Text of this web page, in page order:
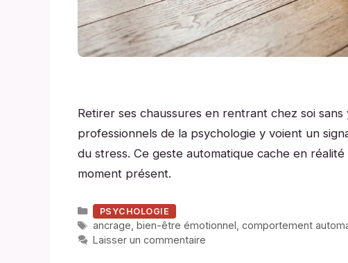
Retirer ses chaussures en rentrant chez soi
professionnels de la psychologie y voient un
du stress. Ce geste automatique cache en
moment présent.
Catégories
PSYCHOLOGIE
Étiquettes
ancrage, bien-être émotionnel, comportement
Laisser un commentaire